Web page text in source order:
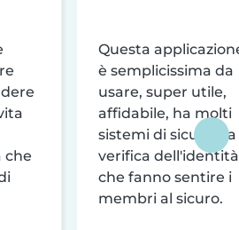
che
Questa
è semplicissima da
usare, super utile,
affidabile, ha molti
sistemi di sicurezza
verifica dell'identità
che fanno sentire i
membri al sicuro.